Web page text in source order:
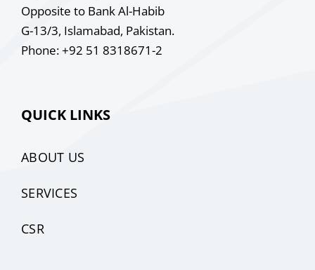
Opposite to Bank Al-Habib
G-13/3, Islamabad, Pakistan.
Phone: +92 51 8318671-2
QUICK LINKS
ABOUT US
SERVICES
CSR